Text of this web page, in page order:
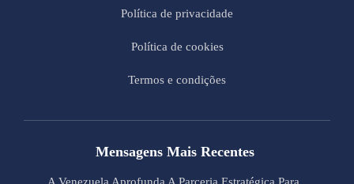
Política de privacidade
Política de cookies
Termos e condições
Mensagens Mais Recentes